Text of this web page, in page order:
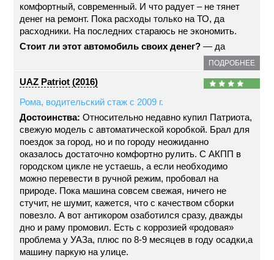
комфортный, современный. И что радует – не тянет
денег на ремонт. Пока расходы только на ТО, да
расходники. На последних стараюсь не экономить.
Стоит ли этот автомобиль своих денег? — да
ПОДРОБНЕЕ
UAZ Patriot (2016)
Рома, водительский стаж с 2009 г.
Достоинства: Относительно недавно купил Патриота,
свежую модель с автоматической коробкой. Брал для
поездок за город, но и по городу неожиданно
оказалось достаточно комфортно рулить. С АКПП в
городском цикле не устаешь, а если необходимо
можно перевести в ручной режим, пробовал на
природе. Пока машина совсем свежая, ничего не
стучит, не шумит, кажется, что с качеством сборки
повезло. А вот антикором озаботился сразу, дважды
дно и раму промовил. Есть с коррозией «родовая»
проблема у УАЗа, плюс по 8-9 месяцев в году осадки,а
машину паркую на улице.